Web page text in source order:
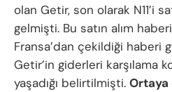
olan Getir, son olarak N11’i
gelmişti. Bu satın alım
Fransa’dan çekildiği haberi
Getir’in giderleri karşılama
yaşadığı belirtilmişti. Ortaya